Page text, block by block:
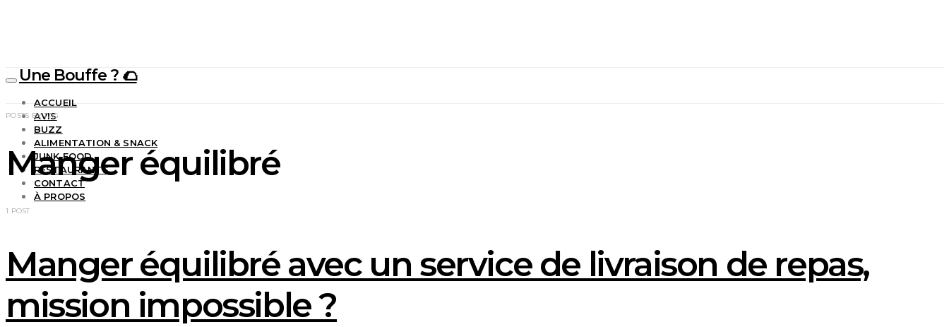
Une Bouffe ? 🌮
ACCUEIL
AVIS
BUZZ
ALIMENTATION & SNACK
JUNK FOOD
RESTAURANTS
CONTACT
À PROPOS
POSTS BY TAG
Manger équilibré
1 POST
Manger équilibré avec un service de livraison de repas,
mission impossible ?